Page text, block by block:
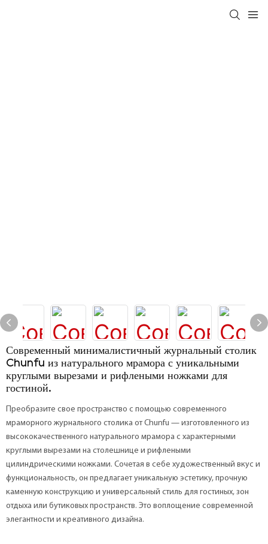
Современный минималистичный журнальный столик
Chunfu из натурального мрамора с уникальными
круглыми вырезами и рифлеными ножками для
гостиной.
Преобразите свое пространство с помощью современного
мраморного журнального столика от Chunfu — изготовленного из
высококачественного натурального мрамора с характерными
круглыми вырезами на столешнице и рифлеными
цилиндрическими ножками. Сочетая в себе художественный вкус и
функциональность, он предлагает уникальную эстетику, прочную
каменную конструкцию и универсальный стиль для гостиных, зон
отдыха или бутиковых пространств. Это воплощение современной
элегантности и креативного дизайна.